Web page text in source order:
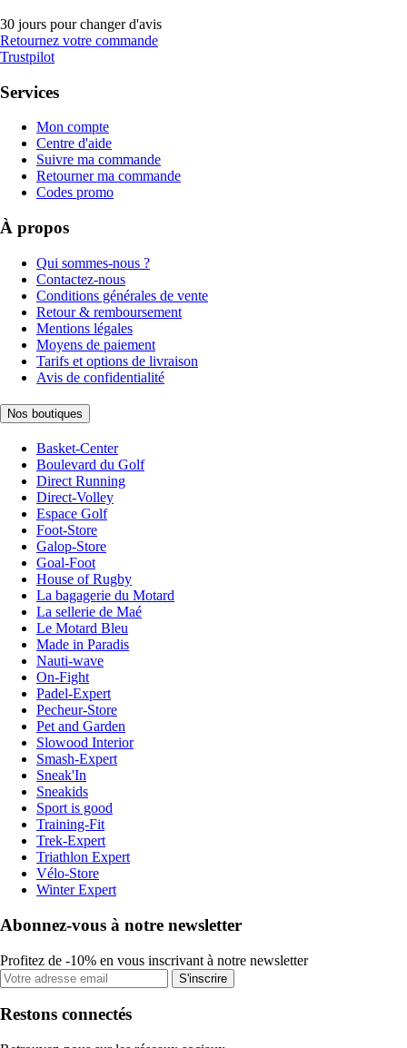
30 jours pour changer d'avis
Retournez votre commande
Trustpilot
Services
Mon compte
Centre d'aide
Suivre ma commande
Retourner ma commande
Codes promo
À propos
Qui sommes-nous ?
Contactez-nous
Conditions générales de vente
Retour & remboursement
Mentions légales
Moyens de paiement
Tarifs et options de livraison
Avis de confidentialité
Nos boutiques
Basket-Center
Boulevard du Golf
Direct Running
Direct-Volley
Espace Golf
Foot-Store
Galop-Store
Goal-Foot
House of Rugby
La bagagerie du Motard
La sellerie de Maé
Le Motard Bleu
Made in Paradis
Nauti-wave
On-Fight
Padel-Expert
Pecheur-Store
Pet and Garden
Slowood Interior
Smash-Expert
Sneak'In
Sneakids
Sport is good
Training-Fit
Trek-Expert
Triathlon Expert
Vélo-Store
Winter Expert
Abonnez-vous à notre newsletter
Profitez de -10% en vous inscrivant à notre newsletter
S'inscrire
Restons connectés